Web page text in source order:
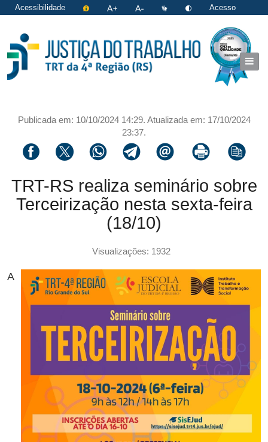
Acessibilidade
Acesso
Publicada em: 10/10/2024 14:29. Atualizada em: 17/10/2024
23:37.
Compartilhar via facebook
Compartilhar via twitter
Compartilhar via whatsapp
Compartilhar via telegram
Compartilhar via email
Imprimir a página
Copiar
TRT-RS realiza seminário sobre
Terceirização nesta sexta-feira
(18/10)
Visualizações: 1932
A